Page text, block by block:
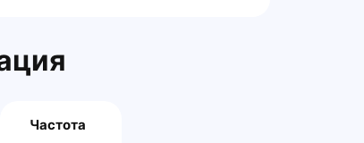
Частота